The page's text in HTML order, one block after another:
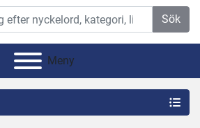
Sök
Meny